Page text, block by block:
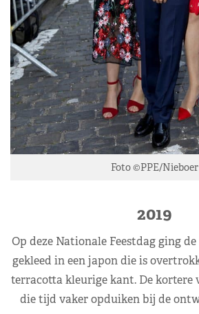
Foto ©PPE/Nieboer
2019
Op deze Nationale Feestdag ging
gekleed in een japon die is
terracotta kleurige kant. De kortere
die tijd vaker opduiken bij de